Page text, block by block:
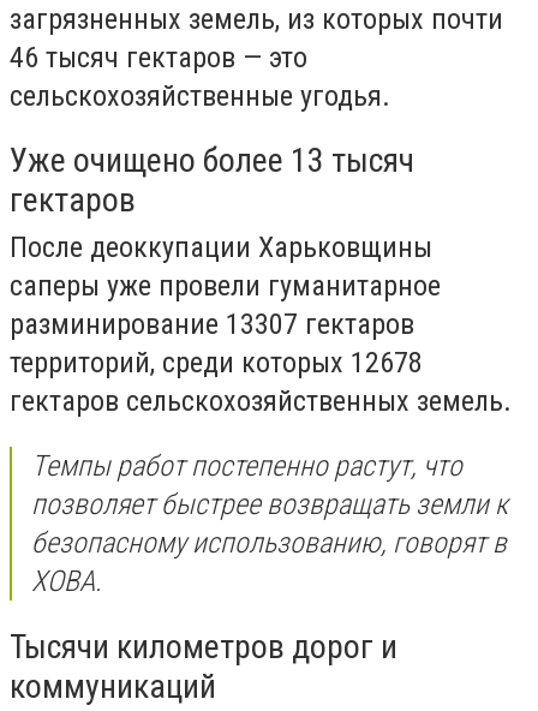
загрязненных земель, из которых почти
46 тысяч гектаров — это
сельскохозяйственные угодья.
Уже очищено более 13 тысяч
гектаров
После деоккупации Харьковщины
саперы уже провели гуманитарное
разминирование 13307 гектаров
территорий, среди которых 12678
гектаров сельскохозяйственных земель.
Темпы работ постепенно растут, что
позволяет быстрее возвращать земли к
безопасному использованию, говорят в
ХОВА.
Тысячи километров дорог и
коммуникаций